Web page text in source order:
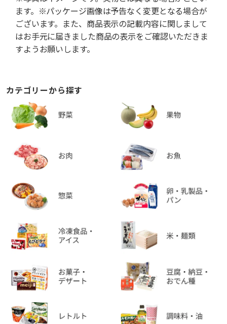
ます。※パッケージ画像は予告なく変更となる場合が
ございます。また、商品表示の記載内容に関しまして
はお手元に届きました商品の表示をご確認いただきま
すようお願いします。
カテゴリーから探す